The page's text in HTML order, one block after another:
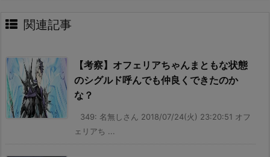
関連記事
【考察】オフェリアちゃんまともな状態
のシグルド呼んでも仲良くできたのか
な？
349: 名無しさん 2018/07/24(火) 23:20:51 オフ
ェリアち ...